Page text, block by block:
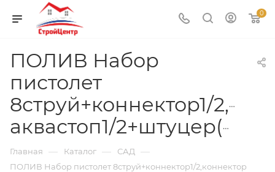
0
ПОЛИВ Набор
пистолет
8струй+коннектор1/
аквастоп1/2+штуцер(7502)*1/48
Главная — Каталог — САД —
ПОЛИВ Набор пистолет 8струй+коннектор1/2,коннектор